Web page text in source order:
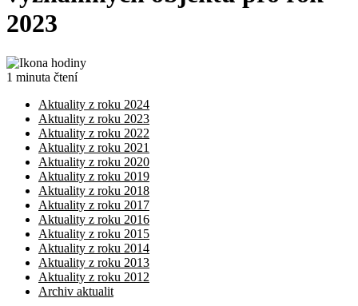
2023
1 minuta čtení
Aktuality z roku 2024
Aktuality z roku 2023
Aktuality z roku 2022
Aktuality z roku 2021
Aktuality z roku 2020
Aktuality z roku 2019
Aktuality z roku 2018
Aktuality z roku 2017
Aktuality z roku 2016
Aktuality z roku 2015
Aktuality z roku 2014
Aktuality z roku 2013
Aktuality z roku 2012
Archiv aktualit